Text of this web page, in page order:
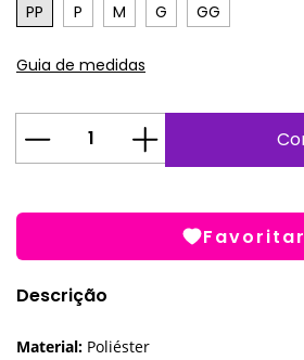
PP
P M G GG
Guia de medidas
Favoritar
Descrição
Material: Poliéster